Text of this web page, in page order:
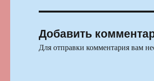
Добавить
Для отправки комментария вам